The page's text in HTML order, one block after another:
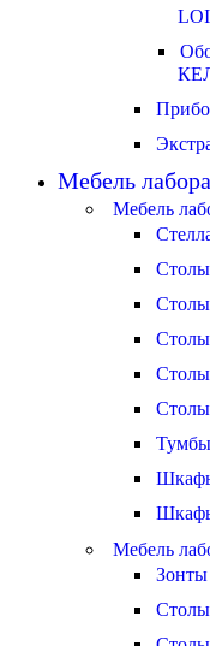
Мебель
Мебель
Мебель